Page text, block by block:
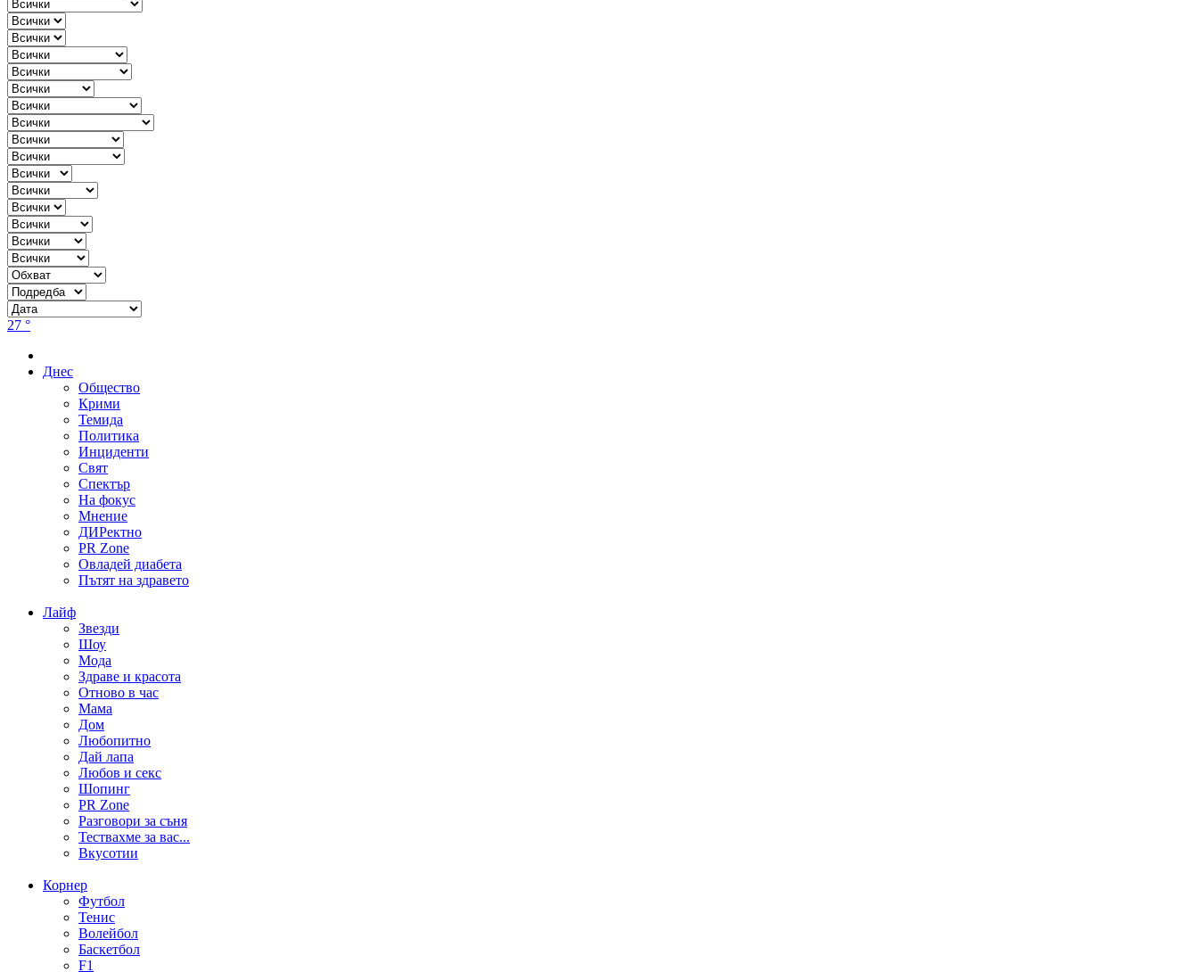
27 °
Днес
Общество
Крими
Темида
Политика
Инциденти
Свят
Спектър
На фокус
Мнение
ДИРектно
PR Zone
Овладей диабета
Пътят на здравето
Лайф
Звезди
Шоу
Мода
Здраве и красота
Отново в час
Мама
Дом
Любопитно
Дай лапа
Любов и секс
Шопинг
PR Zone
Разговори за съня
Тествахме за вас...
Вкусотии
Корнер
Футбол
Тенис
Волейбол
Баскетбол
F1